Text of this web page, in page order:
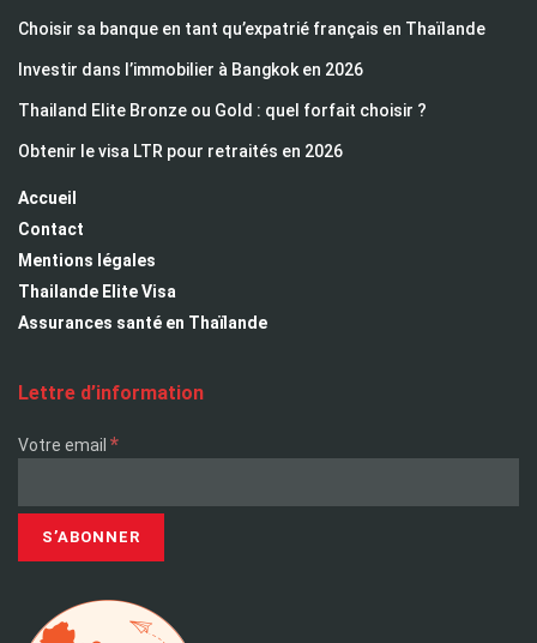
Choisir sa banque en tant qu’expatrié français en Thaïlande
Investir dans l’immobilier à Bangkok en 2026
Thailand Elite Bronze ou Gold : quel forfait choisir ?
Obtenir le visa LTR pour retraités en 2026
Accueil
Contact
Mentions légales
Thailande Elite Visa
Assurances santé en Thaïlande
Lettre d’information
Votre email *